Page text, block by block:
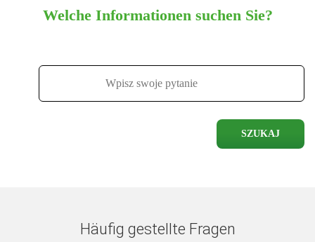
Welche Informationen suchen Sie?
SZUKAJ
Häufig gestellte Fragen